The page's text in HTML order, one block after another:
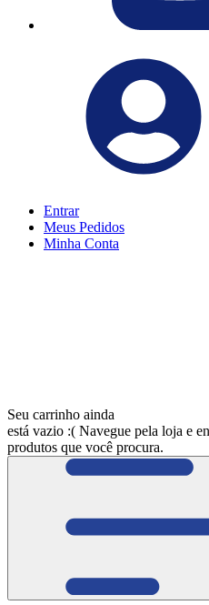
Entrar
Meus Pedidos
Minha Conta
Seu carrinho ainda
está vazio :( Navegue pela loja e
produtos que você procura.